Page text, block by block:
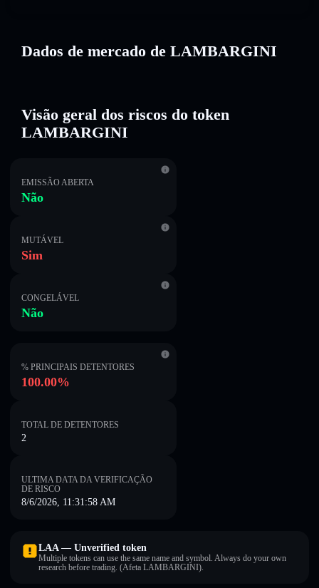
Dados de mercado de LAMBARGINI
Visão geral dos riscos do token
LAMBARGINI
EMISSÃO ABERTA
Não
MUTÁVEL
Sim
CONGELÁVEL
Não
% PRINCIPAIS DETENTORES
100.00%
TOTAL DE DETENTORES
2
ULTIMA DATA DA VERIFICAÇÃO
DE RISCO
8/6/2026, 11:31:58 AM
LAA — Unverified token
Multiple tokens can use the same name and symbol. Always do your own
research before trading. (Afeta LAMBARGINI).